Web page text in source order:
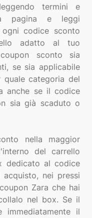
termini e
pagina e leggi
codice sconto
adatto al tuo
sconto sia
se sia applicabile
categoria del
anche se il codice
sia già scaduto o
nella maggior
del carrello
dedicato al codice
nei pressi
Zara che hai
nel box. Se il
il